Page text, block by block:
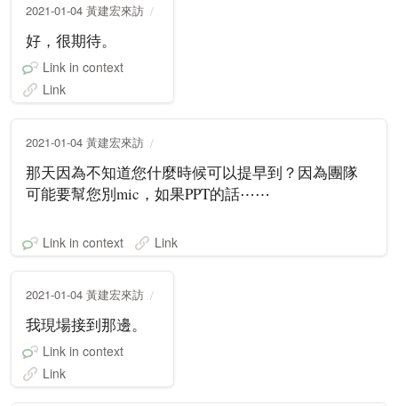
2021-01-04 黃建宏來訪
好，很期待。
Link in context
Link
2021-01-04 黃建宏來訪
那天因為不知道您什麼時候可以提早到？因為團隊
可能要幫您別mic，如果PPT的話⋯⋯
Link in context Link
2021-01-04 黃建宏來訪
我現場接到那邊。
Link in context
Link